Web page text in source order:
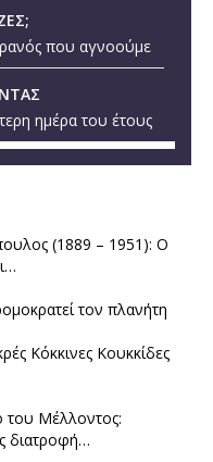
που αγνοούμε
ημέρα του έτους
(1889 – 1951): O
τον πλανήτη
Κόκκινες Κουκκίδες
του Μέλλοντος:
διατροφή…